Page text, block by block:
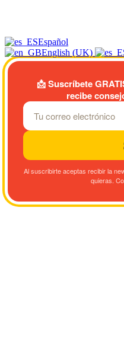
Español
English (UK)
📩Suscríbete
recibe
Al suscribirte aceptas recibir la
quieras.